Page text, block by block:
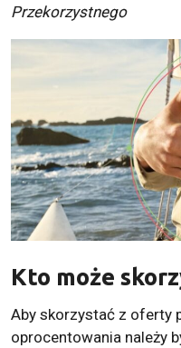
Przekorzystnego
Kto może
Aby skorzystać z oferty
oprocentowania należy